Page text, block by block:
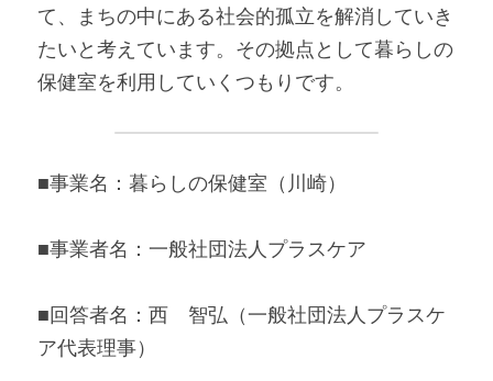
て、まちの中にある社会的孤立を解消していき
たいと考えています。その拠点として暮らしの
保健室を利用していくつもりです。
■事業名：暮らしの保健室（川崎）
■事業者名：一般社団法人プラスケア
■回答者名：西　智弘（一般社団法人プラスケ
ア代表理事）